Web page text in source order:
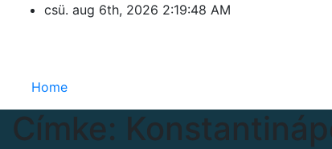
csü. aug 6th, 2026 2:19:48 AM
Home
Címke: